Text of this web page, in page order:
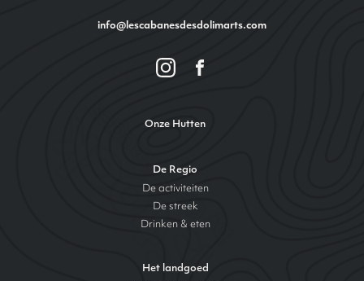
info@lescabanesdesdolimarts.com
Onze Hutten
De Regio
De activiteiten
De streek
Drinken & eten
Het landgoed